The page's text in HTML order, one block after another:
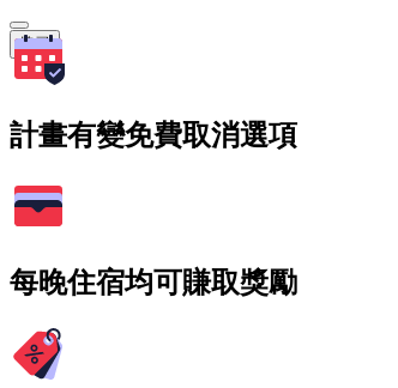
搜尋
計畫有變免費取消選項
每晚住宿均可賺取獎勵